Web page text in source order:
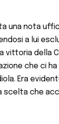
una nota
a lui
della
che ci
Era
scelta che